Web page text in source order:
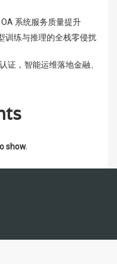
系统服务质量提升
训练与推理的全栈零侵扰
证，智能运维落地金融、
show.